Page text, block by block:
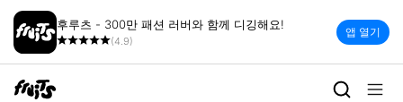
후루츠 - 300만 패션 러버와 함께 디깅해요!
(4.9)
앱 열기